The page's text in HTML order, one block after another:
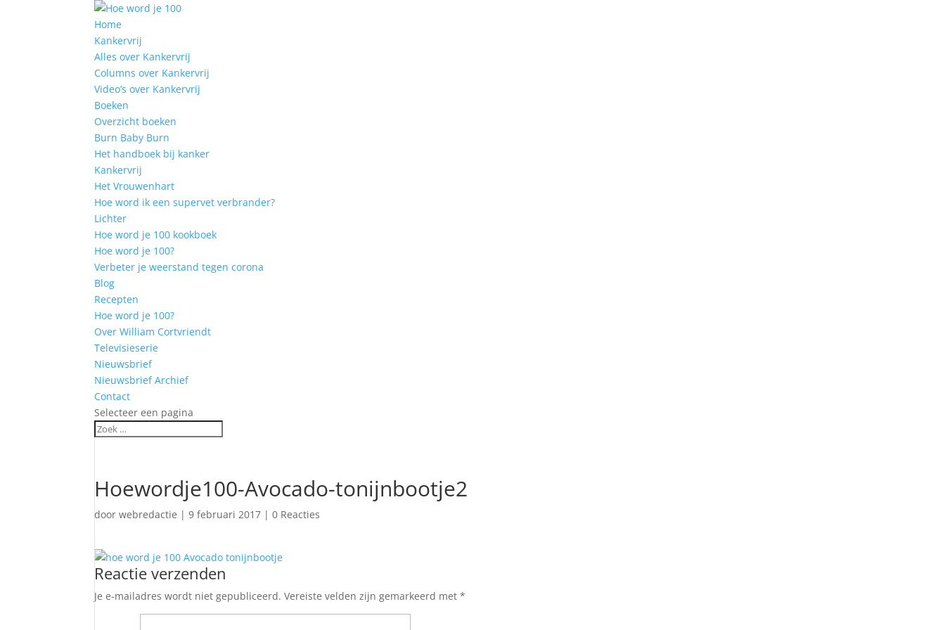
Home
Kankervrij
Alles over Kankervrij
Columns over Kankervrij
Video’s over Kankervrij
Boeken
Overzicht boeken
Burn Baby Burn
Het handboek bij kanker
Kankervrij
Het Vrouwenhart
Hoe word ik een supervet verbrander?
Lichter
Hoe word je 100 kookboek
Hoe word je 100?
Verbeter je weerstand tegen corona
Blog
Recepten
Hoe word je 100?
Over William Cortvriendt
Televisieserie
Nieuwsbrief
Nieuwsbrief Archief
Contact
Selecteer een pagina
Hoewordje100-Avocado-tonijnbootje2
doorwebredactie |9 februari 2017 |0 Reacties
Reactie verzenden
Je e-mailadres wordt niet gepubliceerd. Vereiste velden zijn gemarkeerd met*